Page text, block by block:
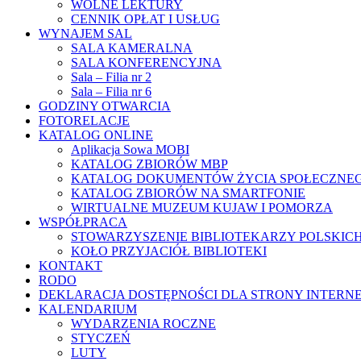
WOLNE LEKTURY
CENNIK OPŁAT I USŁUG
WYNAJEM SAL
SALA KAMERALNA
SALA KONFERENCYJNA
Sala – Filia nr 2
Sala – Filia nr 6
GODZINY OTWARCIA
FOTORELACJE
KATALOG ONLINE
Aplikacja Sowa MOBI
KATALOG ZBIORÓW MBP
KATALOG DOKUMENTÓW ŻYCIA
KATALOG ZBIORÓW NA SMARTFONIE
WIRTUALNE MUZEUM KUJAW I POMORZA
WSPÓŁPRACA
STOWARZYSZENIE BIBLIOTEKARZY
KOŁO PRZYJACIÓŁ BIBLIOTEKI
KONTAKT
RODO
DEKLARACJA DOSTĘPNOŚCI DLA STRONY
KALENDARIUM
WYDARZENIA ROCZNE
STYCZEŃ
LUTY